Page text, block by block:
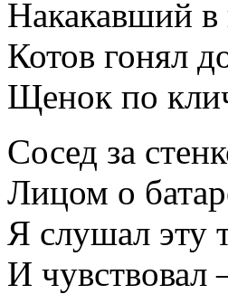
Накакавший в
Котов гонял
Щенок по
Сосед за
Лицом о
Я слушал эту
И